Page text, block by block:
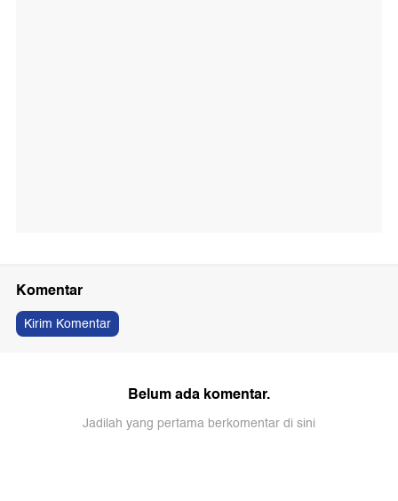
Komentar
Kirim Komentar
Belum ada komentar.
Jadilah yang pertama berkomentar di sini